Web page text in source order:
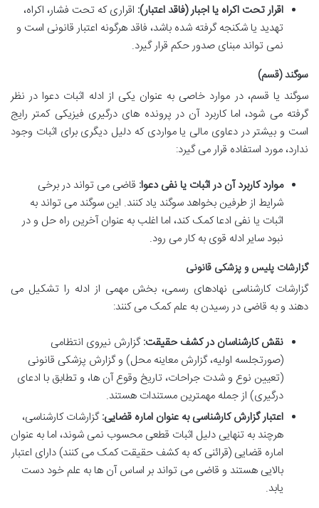
اقرار تحت اکراه یا اجبار (فاقد اعتبار): اقراری که تحت فشار، اکراه،
تهدید یا شکنجه گرفته شده باشد، فاقد هرگونه اعتبار قانونی است و
نمی تواند مبنای صدور حکم قرار گیرد.
سوگند (قسم)
سوگند یا قسم، در موارد خاصی به عنوان یکی از ادله اثبات دعوا در نظر
گرفته می شود، اما کاربرد آن در پرونده های درگیری فیزیکی کمتر رایج
است و بیشتر در دعاوی مالی یا مواردی که دلیل دیگری برای اثبات وجود
ندارد، مورد استفاده قرار می گیرد:
موارد کاربرد آن در اثبات یا نفی دعوا: قاضی می تواند در برخی
شرایط از طرفین بخواهد سوگند یاد کنند. این سوگند می تواند به
اثبات یا نفی ادعا کمک کند، اما اغلب به عنوان آخرین راه حل و در
نبود سایر ادله قوی به کار می رود.
گزارشات پلیس و پزشکی قانونی
گزارشات کارشناسی نهادهای رسمی، بخش مهمی از ادله را تشکیل می
دهند و به قاضی در رسیدن به علم کمک می کنند:
نقش کارشناسان در کشف حقیقت:گزارش نیروی انتظامی
(صورتجلسه اولیه، گزارش معاینه محل) و گزارش پزشکی قانونی
(تعیین نوع و شدت جراحات، تاریخ وقوع آن ها، و تطابق با ادعای
درگیری) از جمله مهمترین مستندات هستند.
اعتبار گزارش کارشناسی به عنوان اماره قضایی:گزارشات کارشناسی،
هرچند به تنهایی دلیل اثبات قطعی محسوب نمی شوند، اما به عنوان
اماره قضایی (قرائنی که به کشف حقیقت کمک می کنند) دارای اعتبار
بالایی هستند و قاضی می تواند بر اساس آن ها به علم خود دست
یابد.